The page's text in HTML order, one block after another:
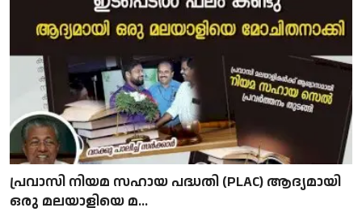
പ്രവാസി നിയമ സഹായ പദ്ധതി (PLAC) ആദ്യമായി
ഒരു മലയാളിയെ മ...